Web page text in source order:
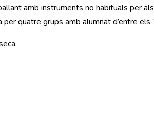
amb instruments no habituals per
quatre grups amb alumnat d’entre